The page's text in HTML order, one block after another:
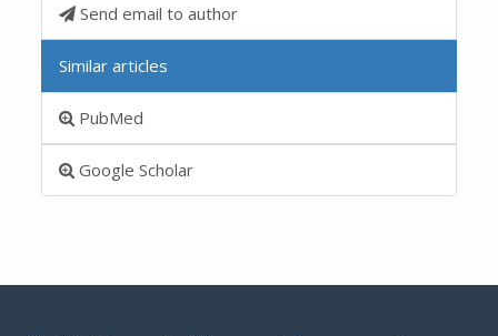
Send email to author
Similar articles
PubMed
Google Scholar